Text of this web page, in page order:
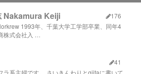
Nakamura Keiji
176
1993年、千葉大学工学部卒業、同年4
株式会社入 …
41